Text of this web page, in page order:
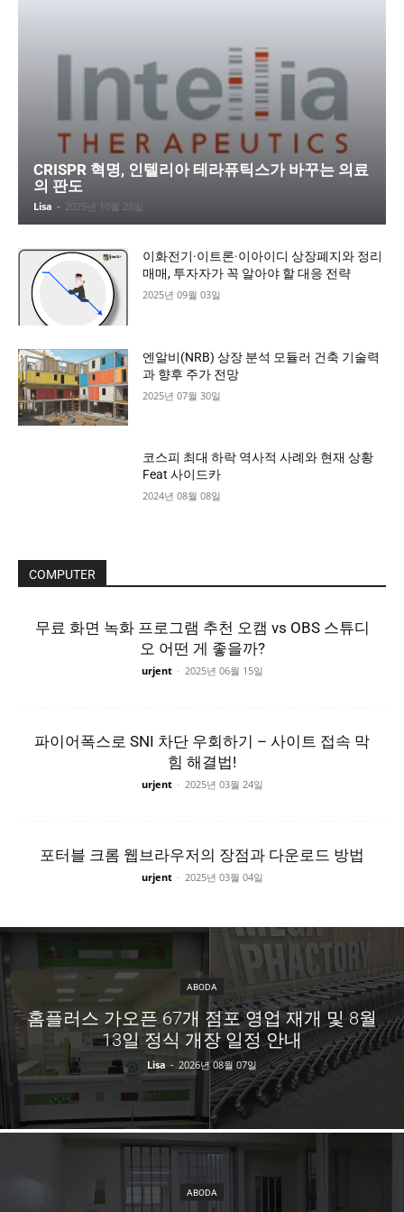
CRISPR 혁명, 인텔리아 테라퓨틱스가 바꾸는 의료
의 판도
Lisa - 2025년 10월 28일
이화전기·이트론·이아이디 상장폐지와 정리
매매, 투자자가 꼭 알아야 할 대응 전략
2025년 09월 03일
엔알비(NRB) 상장 분석 모듈러 건축 기술력
과 향후 주가 전망
2025년 07월 30일
코스피 최대 하락 역사적 사례와 현재 상황
Feat 사이드카
2024년 08월 08일
COMPUTER
무료 화면 녹화 프로그램 추천 오캠 vs OBS 스튜디
오 어떤 게 좋을까?
urjent - 2025년 06월 15일
파이어폭스로 SNI 차단 우회하기 – 사이트 접속 막
힘 해결법!
urjent - 2025년 03월 24일
포터블 크롬 웹브라우저의 장점과 다운로드 방법
urjent - 2025년 03월 04일
ABODA
홈플러스 가오픈 67개 점포 영업 재개 및 8월
13일 정식 개장 일정 안내
Lisa - 2026년 08월 07일
ABODA